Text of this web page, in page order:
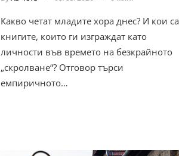
Какво четат младите хора днес? И кои са
книгите, които ги изграждат като
личности във времето на безкрайното
„скролване“? Отговор търси
емпиричното…